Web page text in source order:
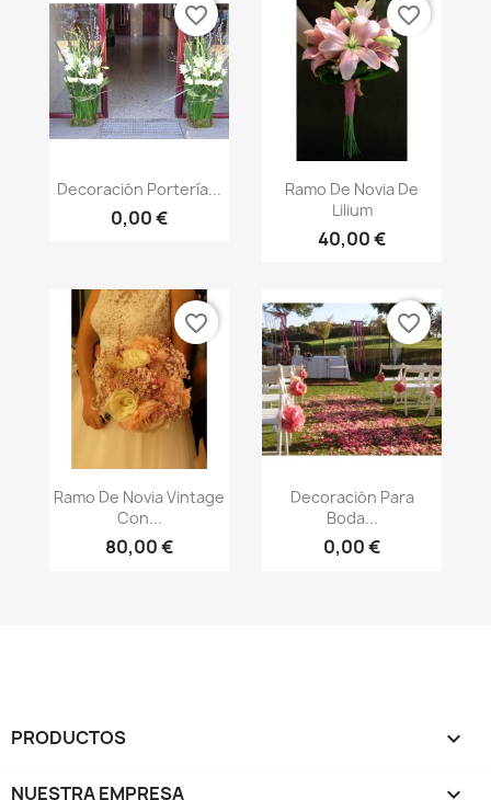
Vista rápida
Decoración Portería...
0,00 €
favorite_border
Vista rápida
Ramo De Novia De
Lilium
40,00 €
favorite_border
Vista rápida
Ramo De Novia Vintage
Con...
80,00 €
favorite_border
Vista rápida
Decoración Para
Boda...
0,00 €
favorite_border
PRODUCTOS 
NUESTRA EMPRESA 